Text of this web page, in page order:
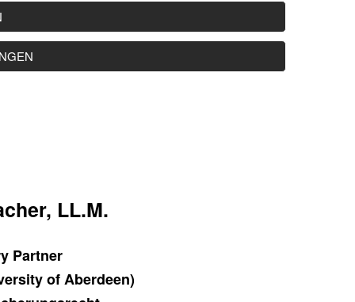
LL.M.
Partner
of Aberdeen)